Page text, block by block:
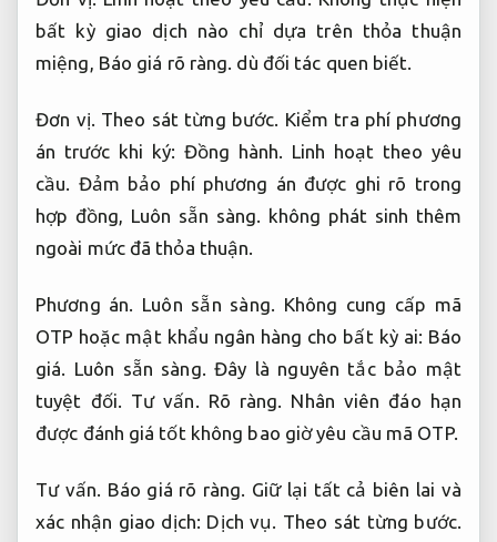
bất kỳ giao dịch nào chỉ dựa trên thỏa thuận
miệng, Báo giá rõ ràng. dù đối tác quen biết.
Đơn vị. Theo sát từng bước. Kiểm tra phí phương
án trước khi ký: Đồng hành. Linh hoạt theo yêu
cầu. Đảm bảo phí phương án được ghi rõ trong
hợp đồng, Luôn sẵn sàng. không phát sinh thêm
ngoài mức đã thỏa thuận.
Phương án. Luôn sẵn sàng. Không cung cấp mã
OTP hoặc mật khẩu ngân hàng cho bất kỳ ai: Báo
giá. Luôn sẵn sàng. Đây là nguyên tắc bảo mật
tuyệt đối. Tư vấn. Rõ ràng. Nhân viên đáo hạn
được đánh giá tốt không bao giờ yêu cầu mã OTP.
Tư vấn. Báo giá rõ ràng. Giữ lại tất cả biên lai và
xác nhận giao dịch: Dịch vụ. Theo sát từng bước.